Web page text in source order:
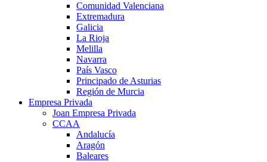
Comunidad Valenciana
Extremadura
Galicia
La Rioja
Melilla
Navarra
País Vasco
Principado de Asturias
Región de Murcia
Empresa Privada
Joan Empresa Privada
CCAA
Andalucía
Aragón
Baleares